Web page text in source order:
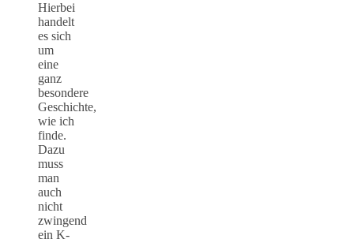
Hierbei
handelt
es sich
um
eine
ganz
besondere
Geschichte,
wie ich
finde.
Dazu
muss
man
auch
nicht
zwingend
ein K-